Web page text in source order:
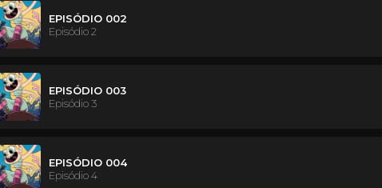
EPISÓDIO 002
Episódio 2
EPISÓDIO 003
Episódio 3
EPISÓDIO 004
Episódio 4